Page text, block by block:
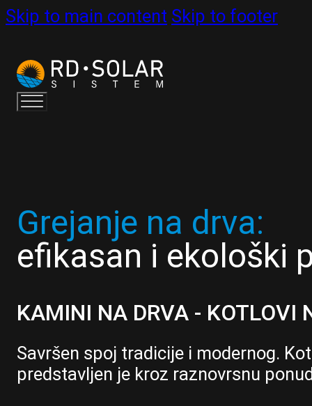
Skip to main content Skip to footer
Grejanje na drva:
efikasan i ekološki
KAMINI NA DRVA - KOTLOVI
Savršen spoj tradicije i modernog.
predstavljen je kroz raznovrsnu